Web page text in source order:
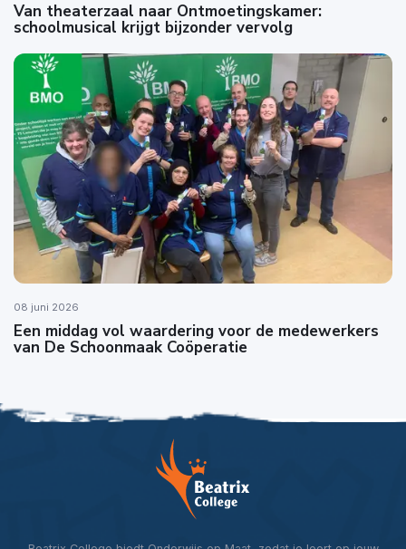
Van theaterzaal naar Ontmoetingskamer:
schoolmusical krijgt bijzonder vervolg
08 juni 2026
Een middag vol waardering voor de medewerkers
van De Schoonmaak Coöperatie